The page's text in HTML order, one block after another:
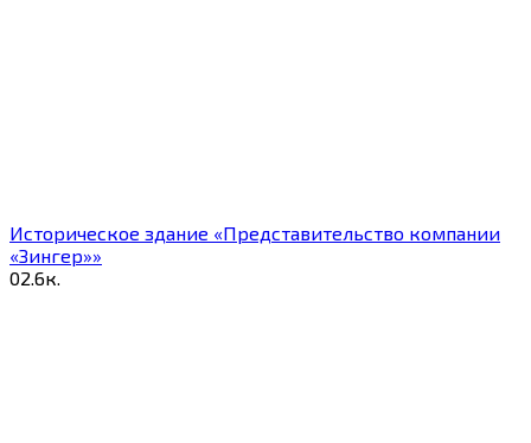
Историческое здание «Представительство компании
«Зингер»»
02.6к.